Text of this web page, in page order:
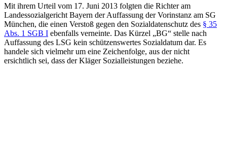
Mit ihrem Urteil vom 17. Juni 2013 folgten die Richter am
Landessozialgericht Bayern der Auffassung der Vorinstanz am SG
München, die einen Verstoß gegen den Sozialdatenschutz des § 35
Abs. 1 SGB I ebenfalls verneinte. Das Kürzel „BG“ stelle nach
Auffassung des LSG kein schützenswertes Sozialdatum dar. Es
handele sich vielmehr um eine Zeichenfolge, aus der nicht
ersichtlich sei, dass der Kläger Sozialleistungen beziehe.